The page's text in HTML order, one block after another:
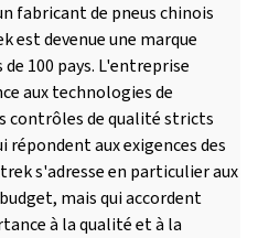
fabricant de pneus chinois
est devenue une marque
100 pays. L'entreprise
aux technologies de
contrôles de qualité stricts
répondent aux exigences des
s'adresse en particulier aux
mais qui accordent
à la qualité et à la